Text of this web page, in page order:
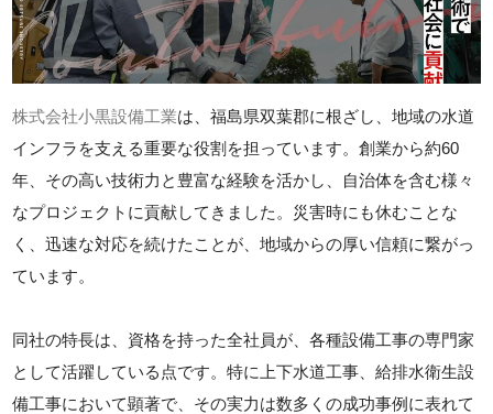
株式会社小黒設備工業は、福島県双葉郡に根ざし、地域の水道
インフラを支える重要な役割を担っています。創業から約60
年、その高い技術力と豊富な経験を活かし、自治体を含む様々
なプロジェクトに貢献してきました。災害時にも休むことな
く、迅速な対応を続けたことが、地域からの厚い信頼に繋がっ
ています。
同社の特長は、資格を持った全社員が、各種設備工事の専門家
として活躍している点です。特に上下水道工事、給排水衛生設
備工事において顕著で、その実力は数多くの成功事例に表れて